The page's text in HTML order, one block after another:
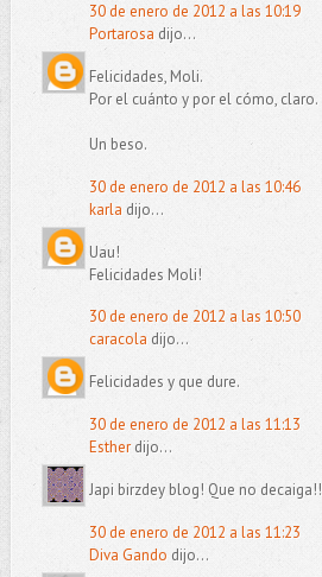
30 de enero de 2012 a las 10:19
Portarosa dijo...
Felicidades, Moli.
Por el cuánto y por el cómo, claro.
Un beso.
30 de enero de 2012 a las 10:46
karla dijo...
Uau!
Felicidades Moli!
30 de enero de 2012 a las 10:50
caracola dijo...
Felicidades y que dure.
30 de enero de 2012 a las 11:13
Estherdijo...
Japi birzdey blog! Que no decaiga!!
30 de enero de 2012 a las 11:23
Diva Gando dijo...